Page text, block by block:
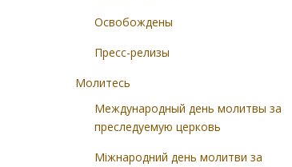
Освобождены
Пресс-релизы
Молитесь
Международный день молитвы за
преследуемую церковь
Міжнародний день молитви за